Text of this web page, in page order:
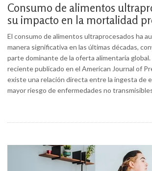
Consumo de alimentos
su impacto en la mortalidad
El consumo de alimentos ultraprocesados ha
manera significativa en las últimas décadas,
parte dominante de la oferta alimentaria
reciente publicado en el American Journal of
existe una relación directa entre la ingesta de
mayor riesgo de enfermedades no